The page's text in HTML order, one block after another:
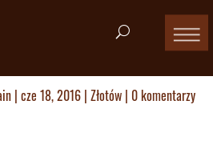
| cze 18, 2016| Złotów| 0 komentarzy